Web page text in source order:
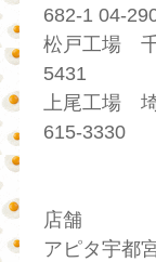
682-1 04-
松戸工場
5431
上尾工場
615-3330
店舗
アピタ宇都